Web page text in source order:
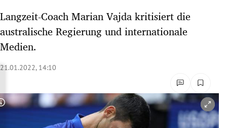
Untermenü
Untermenü
Untermenü
Langzeit-Coach Marian Vajda kritisiert die
australische Regierung und internationale
Medien.
21.01.2022, 14:10
Copyright-Hinweis öffnen/schließen